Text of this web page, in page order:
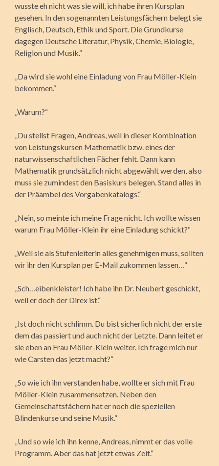
wusste eh nicht was sie will, ich habe ihren Kursplan
gesehen. In den sogenannten Leistungsfächern belegt sie
Englisch, Deutsch, Ethik und Sport. Die Grundkurse
dagegen Deutsche Literatur, Physik, Chemie, Biologie,
Religion und Musik.“
„Da wird sie wohl eine Einladung von Frau Möller-Klein
bekommen.“
„Warum?“
„Du stellst Fragen, Andreas, weil in dieser Kombination
von Leistungskursen Mathematik bzw. eines der
naturwissenschaftlichen Fächer fehlt. Dann kann
Mathematik grundsätzlich nicht abgewählt werden, also
muss sie zumindest den Basiskurs belegen. Stand alles in
der Präambel des Vorgabenkatalogs.“
„Nein, so meinte ich meine Frage nicht. Ich wollte wissen
warum Frau Möller-Klein ihr eine Einladung schickt?“
„Weil sie als Stufenleiterin alles genehmigen muss, sollten
wir ihr den Kursplan per E-Mail zukommen lassen…“
„Sch…eibenkleister! Ich habe ihn Dr. Neubert geschickt,
weil er doch der Direx ist.“
„Ist doch nicht schlimm. Du bist sicherlich nicht der erste
dem das passiert und auch nicht der Letzte. Dann leitet er
sie eben an Frau Möller-Klein weiter. Ich frage mich nur
wie Carsten das jetzt macht?“
„So wie ich ihn verstanden habe, wollte er sich mit Frau
Möller-Klein zusammensetzen. Neben den
Gemeinschaftsfächern hat er noch die speziellen
Blindenkurse und seine Musik.“
„Und so wie ich ihn kenne, Andreas, nimmt er das volle
Programm. Aber das hat jetzt etwas Zeit.“